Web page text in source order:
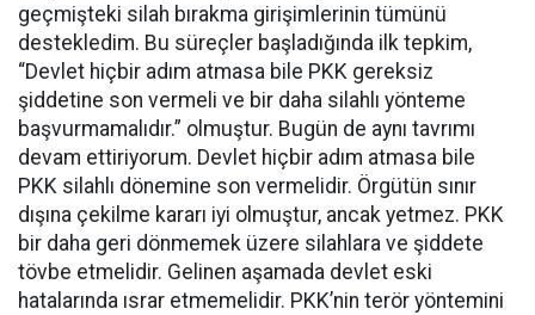
geçmişteki silah bırakma girişimlerinin tümünü
destekledim. Bu süreçler başladığında ilk tepkim,
“Devlet hiçbir adım atmasa bile PKK gereksiz
şiddetine son vermeli ve bir daha silahlı yönteme
başvurmamalıdır.” olmuştur. Bugün de aynı tavrımı
devam ettiriyorum. Devlet hiçbir adım atmasa bile
PKK silahlı dönemine son vermelidir. Örgütün sınır
dışına çekilme kararı iyi olmuştur, ancak yetmez. PKK
bir daha geri dönmemek üzere silahlara ve şiddete
tövbe etmelidir. Gelinen aşamada devlet eski
hatalarında ısrar etmemelidir. PKK’nin terör yöntemini